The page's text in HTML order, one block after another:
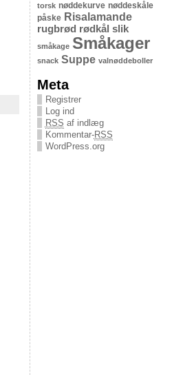
torsk nøddekurve nøddeskåle
påske Risalamande
rugbrød rødkål slik
småkage Småkager
snack Suppe valnøddeboller
Meta
Registrer
Log ind
RSS af indlæg
Kommentar-RSS
WordPress.org